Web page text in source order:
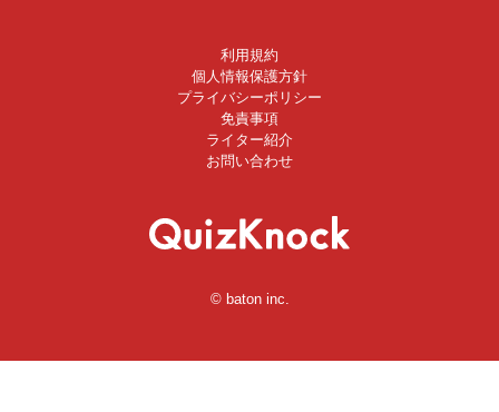
利用規約
個人情報保護方針
プライバシーポリシー
免責事項
ライター紹介
お問い合わせ
© baton inc.